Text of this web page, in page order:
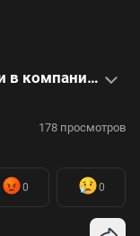
60-летнюю Алену Апину заметили в компании молодого кавалера: видео
178 просмотров
0 0